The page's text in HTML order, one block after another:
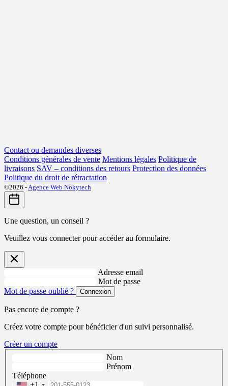
Contact ou demandes diverses
Conditions générales de vente Mentions légales Politique de
livraisons SAV – conditions des retours Protection des données
Politique du droit de rétractation
©2026 -Agence Web Nokytech
Une question, un conseil ?
Veuillez vous connecter pour accéder au formulaire.
Adresse email
Mot de passe
Mot de passe oublié ?
Connexion
Pas encore de compte ?
Créez votre compte pour bénéficier d'un suivi personnalisé.
Créer un compte
Nom
Prénom
Téléphone